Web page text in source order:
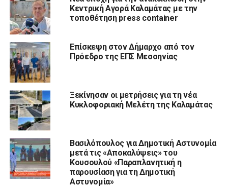
Κεντρική Αγορά Καλαμάτας με την
τοποθέτηση press container
Επίσκεψη στον Δήμαρχο από τον
Πρόεδρο της ΕΠΣ Μεσσηνίας
Ξεκίνησαν οι μετρήσεις για τη νέα
Κυκλοφοριακή Μελέτη της Καλαμάτας
Βασιλόπουλος για Δημοτική Αστυνομία
μετά τις «Αποκαλύψεις» του
Κουσουλού «Παραπλανητική η
παρουσίαση για τη Δημοτική
Αστυνομία»